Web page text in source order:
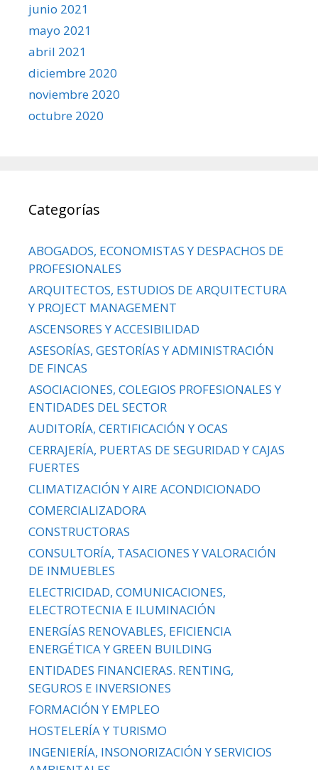
junio 2021
mayo 2021
abril 2021
diciembre 2020
noviembre 2020
octubre 2020
Categorías
ABOGADOS, ECONOMISTAS Y DESPACHOS DE
PROFESIONALES
ARQUITECTOS, ESTUDIOS DE ARQUITECTURA
Y PROJECT MANAGEMENT
ASCENSORES Y ACCESIBILIDAD
ASESORÍAS, GESTORÍAS Y ADMINISTRACIÓN
DE FINCAS
ASOCIACIONES, COLEGIOS PROFESIONALES Y
ENTIDADES DEL SECTOR
AUDITORÍA, CERTIFICACIÓN Y OCAS
CERRAJERÍA, PUERTAS DE SEGURIDAD Y CAJAS
FUERTES
CLIMATIZACIÓN Y AIRE ACONDICIONADO
COMERCIALIZADORA
CONSTRUCTORAS
CONSULTORÍA, TASACIONES Y VALORACIÓN
DE INMUEBLES
ELECTRICIDAD, COMUNICACIONES,
ELECTROTECNIA E ILUMINACIÓN
ENERGÍAS RENOVABLES, EFICIENCIA
ENERGÉTICA Y GREEN BUILDING
ENTIDADES FINANCIERAS. RENTING,
SEGUROS E INVERSIONES
FORMACIÓN Y EMPLEO
HOSTELERÍA Y TURISMO
INGENIERÍA, INSONORIZACIÓN Y SERVICIOS